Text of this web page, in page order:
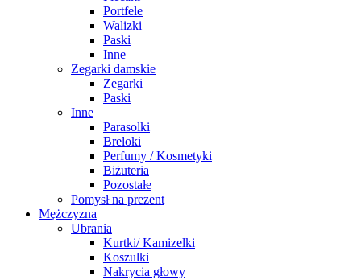
Portfele
Walizki
Paski
Inne
Zegarki damskie
Zegarki
Paski
Inne
Parasolki
Breloki
Perfumy / Kosmetyki
Biżuteria
Pozostałe
Pomysł na prezent
Mężczyzna
Ubrania
Kurtki/ Kamizelki
Koszulki
Nakrycia głowy